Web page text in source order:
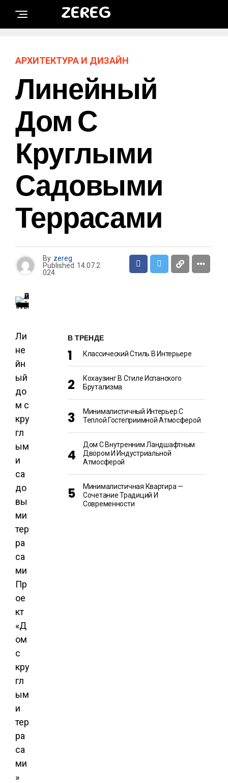
ZEREG
АРХИТЕКТУРА И ДИЗАЙН
Линейный
Дом С
Круглыми
Садовыми
Террасами
By zereg
Published 14.07.2
024
Ли
не
йн
ый
до
м с
кру
гл
ым
и
са
до
вы
ми
тер
ра
са
ми
Пр
ое
кт
«Д
ом
с
кру
гл
ым
и
тер
ра
са
ми
»
В ТРЕНДЕ
Классический Стиль В Интерьере
Кохаузинг В Стиле Испанского
Брутализма
Минималистичный Интерьер С
Теплой Гостеприимной Атмосферой
Дом С Внутренним Ландшафтным
Двором И Индустриальной
Атмосферой
Минималистичная Квартира —
Сочетание Традиций И
Современности